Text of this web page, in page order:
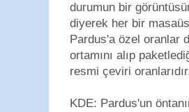
durumun bir
diyerek her bir
Pardus'a özel oranlar
ortamını alıp
resmi çeviri
KDE: Pardus'un